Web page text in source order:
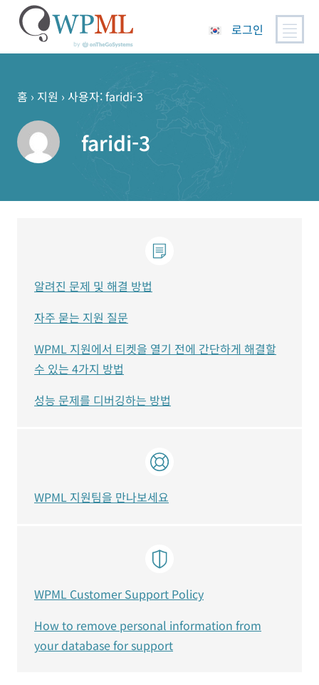
로그인
홈 › 지원 › 사용자: faridi-3
faridi-3
알려진 문제 및 해결 방법
자주 묻는 지원 질문
WPML 지원에서 티켓을 열기 전에 간단하게 해결할
수 있는 4가지 방법
성능 문제를 디버깅하는 방법
WPML 지원팀을 만나보세요
WPML Customer Support Policy
How to remove personal information from
your database for support